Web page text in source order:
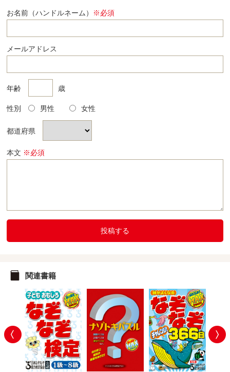
お名前（ハンドルネーム） ※必須
メールアドレス
年齢 歳
性別 男性 女性
都道府県
本文 ※必須
投稿する
関連書籍